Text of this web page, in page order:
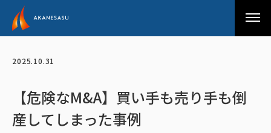
アカネサス
2025.10.31
【危険なM&A】買い手も売り手も倒
産してしまった事例